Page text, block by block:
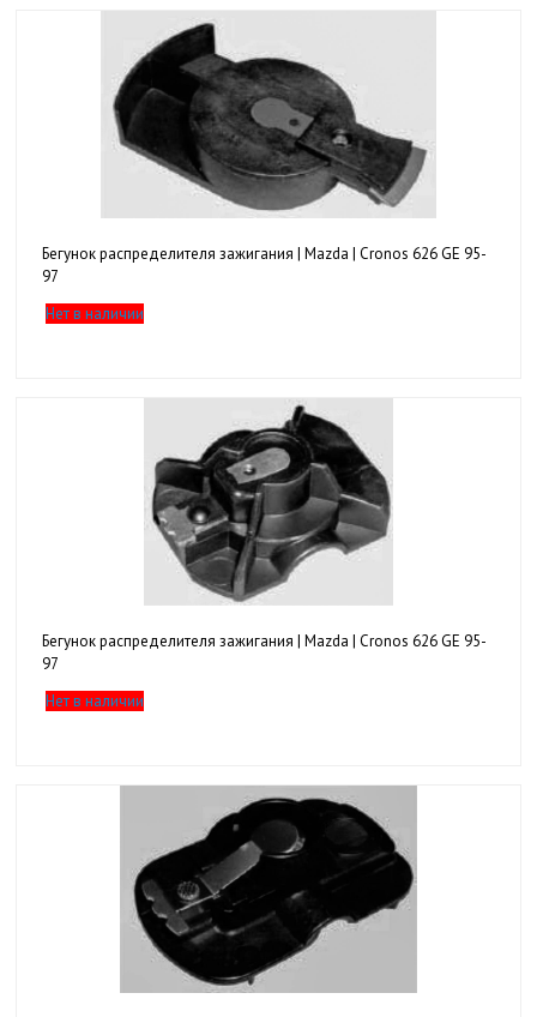
Бегунок распределителя зажигания | Mazda | Cronos 626 GE 95-
97
Нет в наличии
Бегунок распределителя зажигания | Mazda | Cronos 626 GE 95-
97
Нет в наличии